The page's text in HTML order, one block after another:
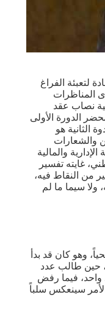
لتعبئة الفراغ
المناظرات
نصاب عقد
الدورة الأولى
الثانية هو
والشعارات
والمالية
غايته تفسير
من النقاط فيه،
ولا سيما ما لم
وهو كان قد بدأ
حين طالب عدد
واحد، فيما رفض
سينعكس سلباً